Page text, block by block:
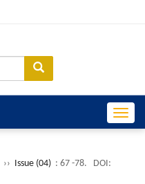
›› Issue (04) : 67 -78.
DOI: